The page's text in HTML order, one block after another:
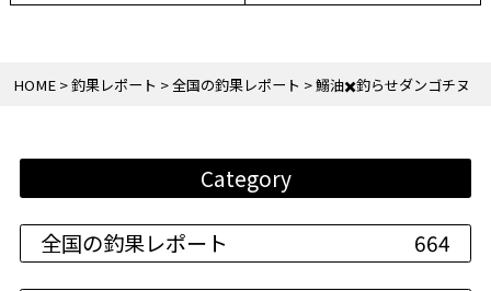
Category
全国の釣果レポート 664
HOME 釣果レポート 全国の釣果レポート 鰯油✖️釣らせダンゴチヌ